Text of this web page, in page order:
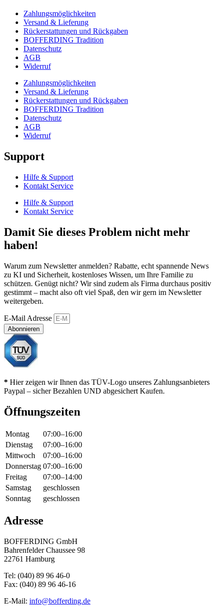
Zahlungsmöglichkeiten
Versand & Lieferung
Rückerstattungen und Rückgaben
BOFFERDING Tradition
Datenschutz
AGB
Widerruf
Zahlungsmöglichkeiten
Versand & Lieferung
Rückerstattungen und Rückgaben
BOFFERDING Tradition
Datenschutz
AGB
Widerruf
Support
Hilfe & Support
Kontakt Service
Hilfe & Support
Kontakt Service
Damit Sie dieses Problem nicht mehr
haben!
Warum zum Newsletter anmelden? Rabatte, echt spannende News
zu KI und Sicherheit, kostenloses Wissen, um Ihre Familie zu
schützen. Genügt nicht? Wir sind zudem als Firma durchaus positiv
gestimmt – macht also oft viel Spaß, den wir gern im Newsletter
weitergeben.
E-Mail Adresse
Abonnieren
* Hier zeigen wir Ihnen das TÜV-Logo unseres Zahlungsanbieters
Paypal – sicher Bezahlen UND abgesichert Kaufen.
Öffnungszeiten
Montag
07:00–16:00
Dienstag
07:00–16:00
Mittwoch
07:00–16:00
Donnerstag 07:00–16:00
Freitag
07:00–14:00
Samstag
geschlossen
Sonntag
geschlossen
Adresse
BOFFERDING GmbH
Bahrenfelder Chaussee 98
22761 Hamburg
Tel: (040) 89 96 46-0
Fax: (040) 89 96 46-16
E-Mail: info@bofferding.de